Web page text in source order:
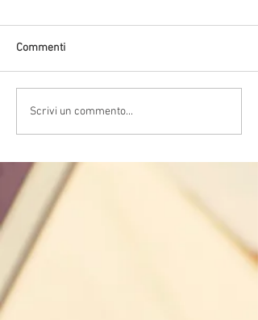
Commenti
Scrivi un commento...